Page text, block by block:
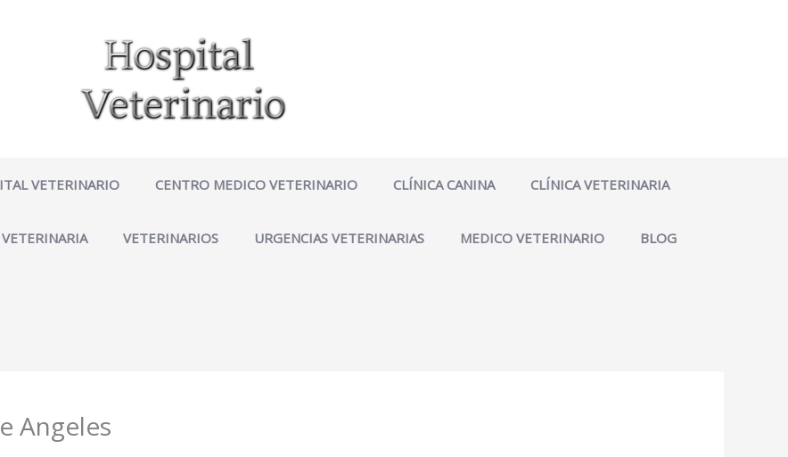
VETERINARIO CENTRO MEDICO VETERINARIO CLÍNICA CANINA CLÍNICA VETERINARIA
VETERINARIOS URGENCIAS VETERINARIAS MEDICO VETERINARIO BLOG
Angeles